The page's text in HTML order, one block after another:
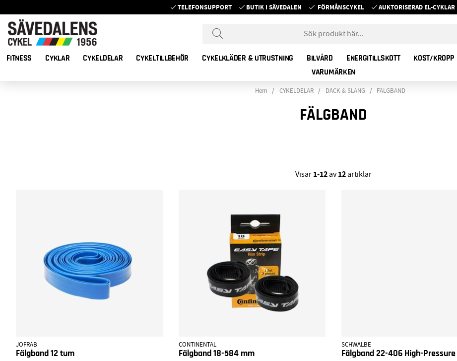
TELEFONSUPPORT BUTIK I SÄVEDALEN FÖRMÅNSCYKEL AUKTORISERAD EL-CYKLAR
FITNESS CYKLAR CYKELDELAR CYKELTILLBEHÖR CYKELKLÄDER & UTRUSTNING BILVÅRD ENERGITILLSKOTT KOST/KROPP
VARUMÄRKEN
Hem CYKELDELAR DÄCK & SLANG FÄLGBAND
FÄLGBAND
Visar 1-12av12artiklar
JOFRAB
Fälgband 12 tum
CONTINENTAL
Fälgband 18-584 mm
SCHWALBE
Fälgband 22-406 High-Pressure